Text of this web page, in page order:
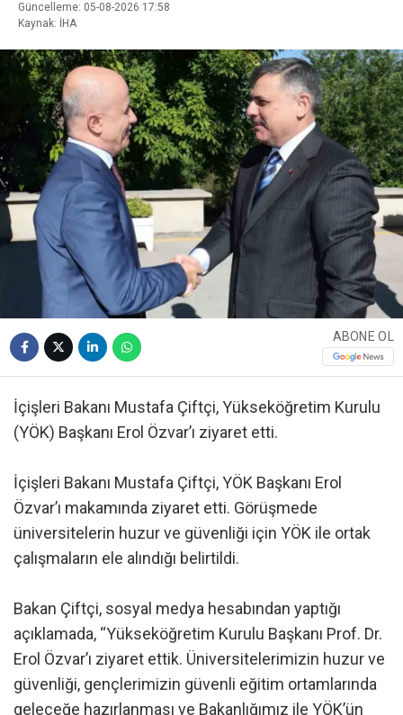
Güncelleme: 05-08-2026 17:58
Kaynak: İHA
ABONE OL
İçişleri Bakanı Mustafa Çiftçi, Yükseköğretim Kurulu
(YÖK) Başkanı Erol Özvar’ı ziyaret etti.
İçişleri Bakanı Mustafa Çiftçi, YÖK Başkanı Erol
Özvar’ı makamında ziyaret etti. Görüşmede
üniversitelerin huzur ve güvenliği için YÖK ile ortak
çalışmaların ele alındığı belirtildi.
Bakan Çiftçi, sosyal medya hesabından yaptığı
açıklamada, “Yükseköğretim Kurulu Başkanı Prof. Dr.
Erol Özvar’ı ziyaret ettik. Üniversitelerimizin huzur ve
güvenliği, gençlerimizin güvenli eğitim ortamlarında
geleceğe hazırlanması ve Bakanlığımız ile YÖK’ün